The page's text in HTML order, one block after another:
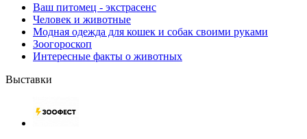
Ваш питомец - экстрасенс
Человек и животные
Модная одежда для кошек и собак своими руками
Зоогороскоп
Интересные факты о животных
Выставки